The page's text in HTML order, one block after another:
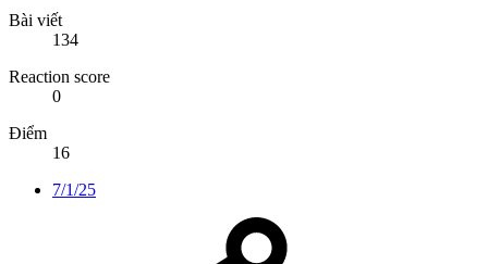
Bài viết
134
Reaction score
0
Điểm
16
7/1/25